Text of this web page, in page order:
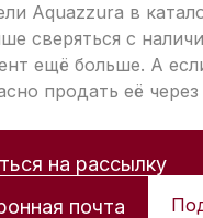
Aquazzura в
сверяться с
ещё больше. А
продать её
на рассылку